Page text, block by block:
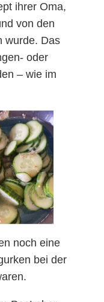
ihrer Oma,
von den
wurde. Das
oder
– wie im
noch eine
bei der